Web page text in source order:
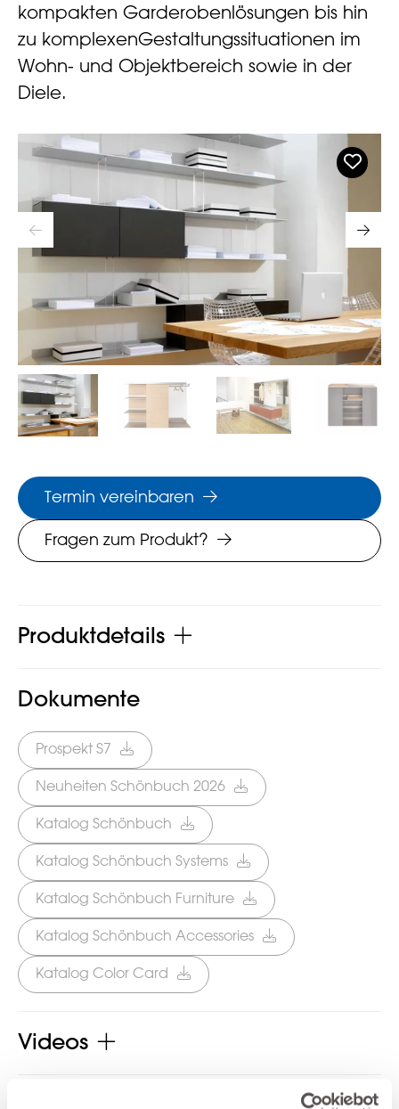
kompakten Garderobenlösungen bis hin
zu komplexenGestaltungssituationen im
Wohn- und Objektbereich sowie in der
Diele.
Termin vereinbaren
Fragen zum Produkt?
Produktdetails
Dokumente
Prospekt S7
Neuheiten Schönbuch 2026
Katalog Schönbuch
Katalog Schönbuch Systems
Katalog Schönbuch Furniture
Katalog Schönbuch Accessories
Katalog Color Card
Videos